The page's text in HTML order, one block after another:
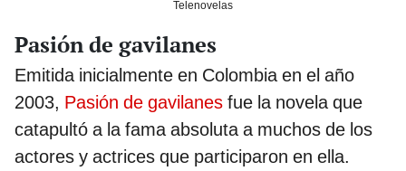
Telenovelas
Pasión de gavilanes
Emitida inicialmente en Colombia en el año
2003, Pasión de gavilanes fue la novela que
catapultó a la fama absoluta a muchos de los
actores y actrices que participaron en ella.